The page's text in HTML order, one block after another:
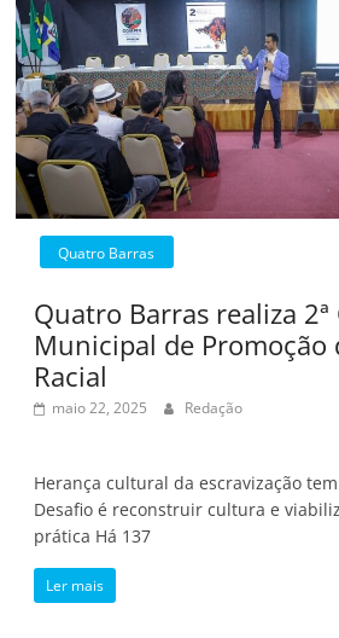
Quatro Barras
Quatro Barras realiza
Municipal de Promoção
Racial
maio 22, 2025 Redação
Herança cultural da escravização
Desafio é reconstruir cultura e
prática Há 137
Ler mais